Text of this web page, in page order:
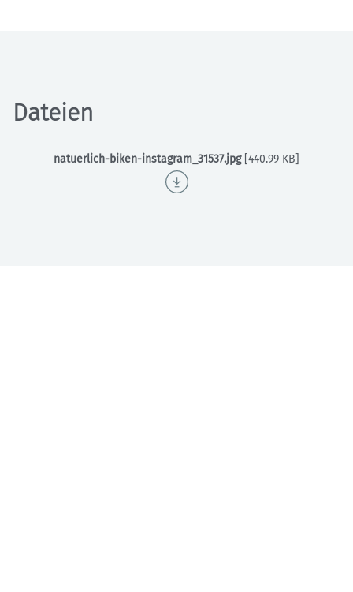
Dateien
natuerlich-biken-instagram_31537.jpg[440.99 KB]